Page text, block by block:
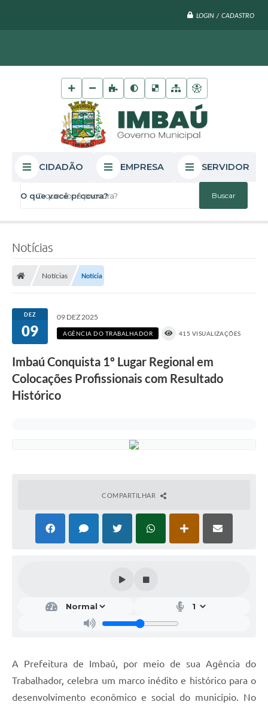
LOGIN / CADASTRO
O que você procura?
CIDADÃO EMPRESA SERVIDOR
Notícias
Notícias Notícia
DEZ
09
09 DEZ 2025
AGÊNCIA DO TRABALHADOR 415 VISUALIZAÇÕES
Imbaú Conquista 1º Lugar Regional em
Colocações Profissionais com Resultado
Histórico
COMPARTILHAR
A Prefeitura de Imbaú, por meio de sua Agência do
Trabalhador, celebra um marco inédito e histórico para o
desenvolvimento econômico e social do município. No